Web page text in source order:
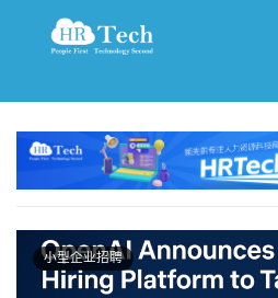
小型企业招聘